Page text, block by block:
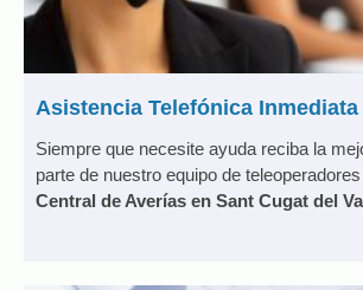
Asistencia Telefónica Inmediata
Siempre que necesite ayuda reciba la
parte de nuestro equipo de
Central de Averías en Sant Cugat del